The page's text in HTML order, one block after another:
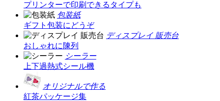
プリンターで印刷できるタイプも
包装紙
ギフト包装にどうぞ
ディスプレイ 販売台
おしゃれに陳列
シーラー
上下過熱式シール機
オリジナルで作る
紅茶パッケージ集